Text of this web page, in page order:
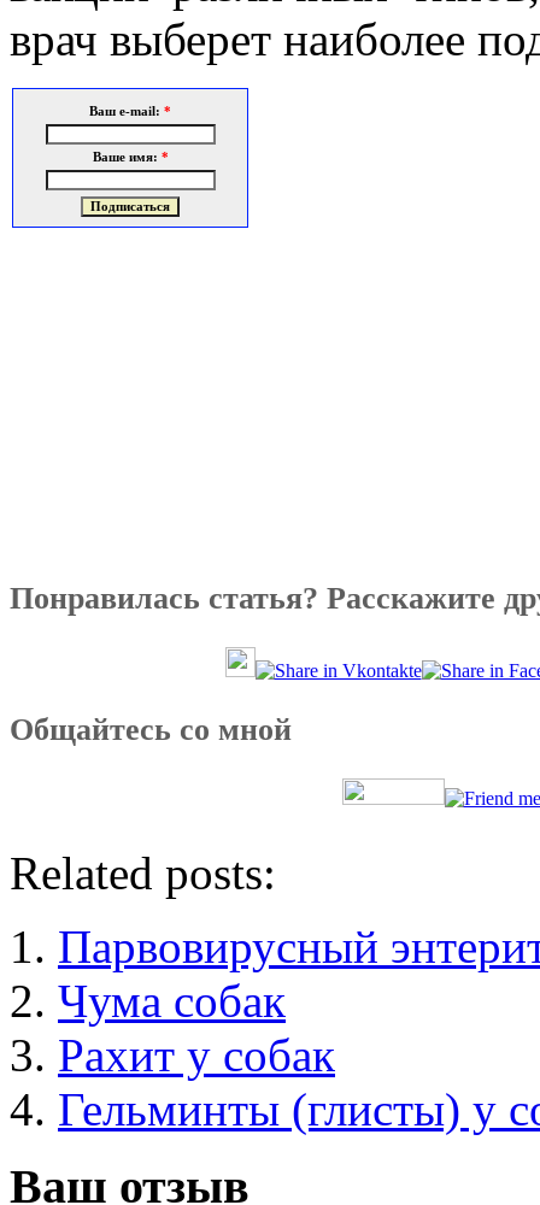
врач выберет наиболее
Ваш e-mail: *
Ваше имя: *
Понравилась статья? Расскажите
Общайтесь со мной
Related posts:
Парвовирусный
Чума собак
Рахит у собак
Гельминты (глисты) у
Ваш отзыв